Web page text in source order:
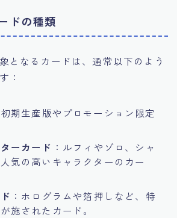
ドの種類
となるカードは、通常以下のよう
：
初期生産版やプロモーション限定
ーカード ：ルフィやゾロ、シャ
気の高いキャラクターのカー
：ホログラムや箔押しなど、特
施されたカード。